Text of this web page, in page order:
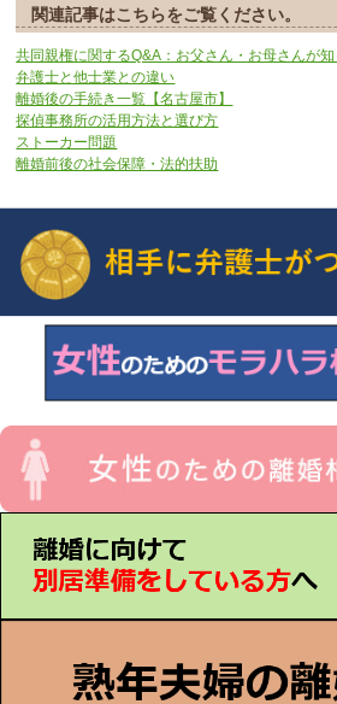
関連記事はこちらをご覧ください。
共同親権に関するQ&A：お父さん・お母さんが
弁護士と他士業との違い
離婚後の手続き一覧【名古屋市】
探偵事務所の活用方法と選び方
ストーカー問題
離婚前後の社会保障・法的扶助